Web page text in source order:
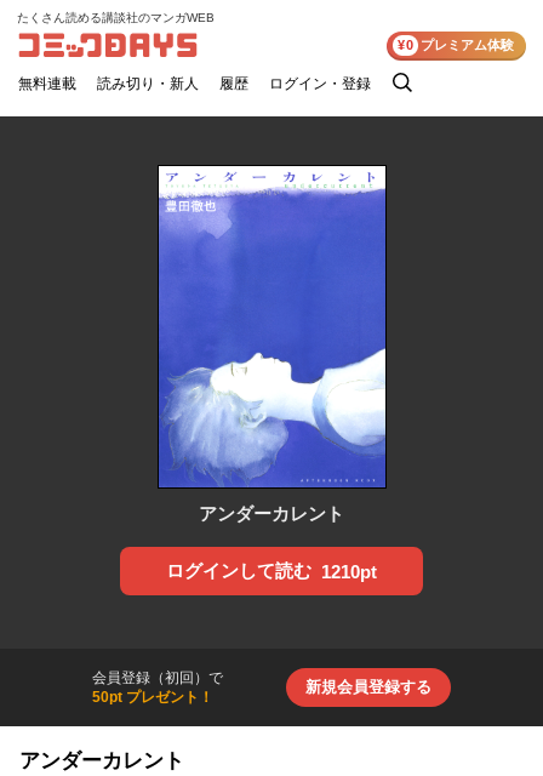
コミックDAYS
たくさん読める講談社のマンガWEB
無料連載 読み切り・新人 履歴 ログイン・登録
検
¥0 プレミアム体験
アンダーカレント
ログインして読む 1210pt
会員登録（初回）で
50pt プレゼント！
新規会員登録する
アンダーカレント